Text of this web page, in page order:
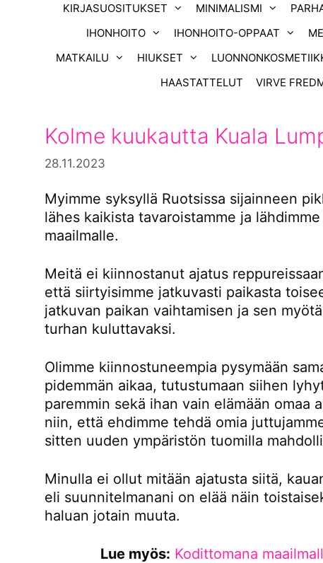
KIRJASUOSITUKSET MINIMALISMI
IHONHOITO
IHONHOITO-OPPAAT
MATKAILU
HIUKSET
HAASTATTELUT
VIRVE
Kolme kuukautta Kuala
28.11.2023
Myimme syksyllä Ruotsissa sijainneen
lähes kaikista tavaroistamme ja
maailmalle.
Meitä ei kiinnostanut ajatus
että siirtyisimme jatkuvasti paikasta
jatkuvan paikan vaihtamisen ja sen
turhan kuluttavaksi.
Olimme kiinnostuneempia pysymään
pidemmän aikaa, tutustumaan siihen
paremmin sekä ihan vain elämään omaa
niin, että ehdimme tehdä omia
sitten uuden ympäristön tuomilla
Minulla ei ollut mitään ajatusta siitä,
eli suunnitelmanani on elää näin
haluan jotain muuta.
Lue myös: Kodittomana